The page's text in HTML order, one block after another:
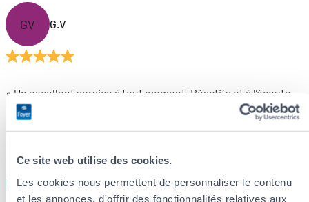
Ce site web utilise des cookies.
Les cookies nous permettent de personnaliser le contenu
et les annonces, d'offrir des fonctionnalités relatives aux
GV G.V
« Un excellent service à tout moment. Réactifs et à l’écoute.
Foyer est vraiment une excellente compagnie d’assurances.
DL D.L